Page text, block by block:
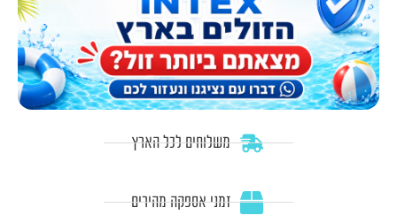
משלוחים לכל הארץ
זמני אספקה מהירים